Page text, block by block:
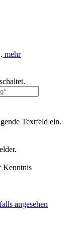
mehr
Textfeld ein.
Kenntnis
angesehen